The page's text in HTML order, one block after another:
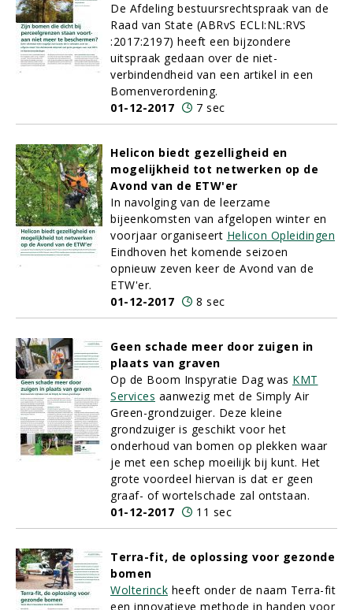
De Afdeling bestuursrechtspraak van de
Raad van State (ABRvS ECLI:NL:RVS
:2017:2197) heeft een bijzondere
uitspraak gedaan over de niet-
verbindendheid van een artikel in een
Bomenverordening.
01-12-2017
7 sec
Helicon biedt gezelligheid en
mogelijkheid tot netwerken op de
Avond van de ETW'er
In navolging van de leerzame
bijeenkomsten van afgelopen winter en
voorjaar organiseert Helicon Opleidingen
Eindhoven het komende seizoen
opnieuw zeven keer de Avond van de
ETW'er.
01-12-2017
8 sec
Geen schade meer door zuigen in
plaats van graven
Op de Boom Inspyratie Dag was KMT
Services aanwezig met de Simply Air
Green-grondzuiger. Deze kleine
grondzuiger is geschikt voor het
onderhoud van bomen op plekken waar
je met een schep moeilijk bij kunt. Het
grote voordeel hiervan is dat er geen
graaf- of wortelschade zal ontstaan.
01-12-2017
11 sec
Terra-fit, de oplossing voor gezonde
bomen
Wolterinck heeft onder de naam Terra-fit
een innovatieve methode in handen voor